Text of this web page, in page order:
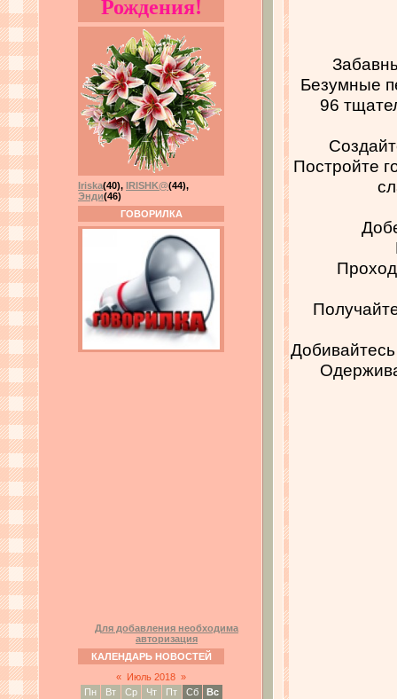
Рождения!
Iriska(40), IRISHK@(44),
Энди(46)
ГОВОРИЛКА
Для добавления необходима
авторизация
КАЛЕНДАРЬ НОВОСТЕЙ
«
Июль 2018 »
Пн
Вт Ср Чт Пт Сб
Вс
Безумные
96
Постройте